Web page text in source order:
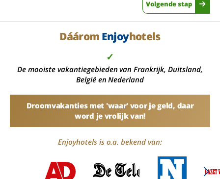
Volgende stap
Dáárom Enjoyhotels
✓
De mooiste vakantiegebieden van Frankrijk, Duitsland,
België en Nederland
Droomvakanties met 'waar' voor je geld, daar
word je vrolijk van!
Enjoyhotels is o.a. bekend van: